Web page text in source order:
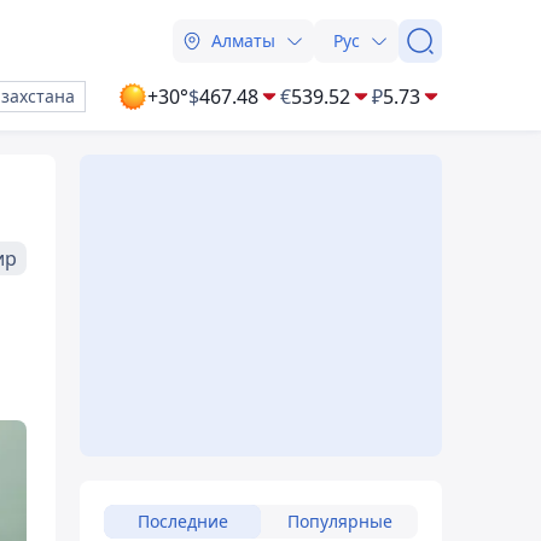
Алматы Рус
+30°$467.48 €539.52 ₽5.73
Последние Популярные